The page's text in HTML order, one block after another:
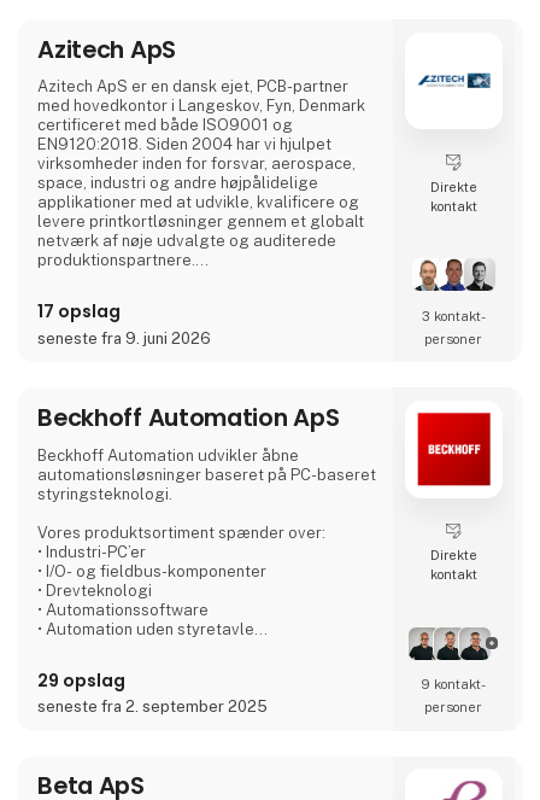
Azitech ApS
Azitech ApS er en dansk ejet, PCB-partner
med hovedkontor i Langeskov, Fyn, Denmark
certificeret med både ISO9001 og
EN9120:2018. Siden 2004 har vi hjulpet
virksomheder inden for forsvar, aerospace,
space, industri og andre højpålidelige
applikationer med at udvikle, kvalificere og
levere printkortløsninger gennem et globalt
netværk af nøje udvalgte og auditerede
produktionspartnere.
printkortteknologier, herunder HDI,
RF/Microwave, Flex, Rigid-Flex, Heavy Copper
leverandørkvalificering, risikostyri
17 opslag
seneste fra 9. juni 2026
Direkte
kontakt
3 kontakt­
personer
Beckhoff Automation ApS
Beckhoff Automation udvikler åbne
automationsløsninger baseret på PC-baseret
styringsteknologi.
Vores produktsortiment spænder over:
• Industri-PC’er
• I/O- og fieldbus-komponenter
• Drevteknologi
• Automationssoftware
• Automation uden styretavle
• Produkttransport
styringssystem, hvor alle dele er optimalt
29 opslag
seneste fra 2. september 2025
Direkte
kontakt
9 kontakt­
personer
Beta ApS